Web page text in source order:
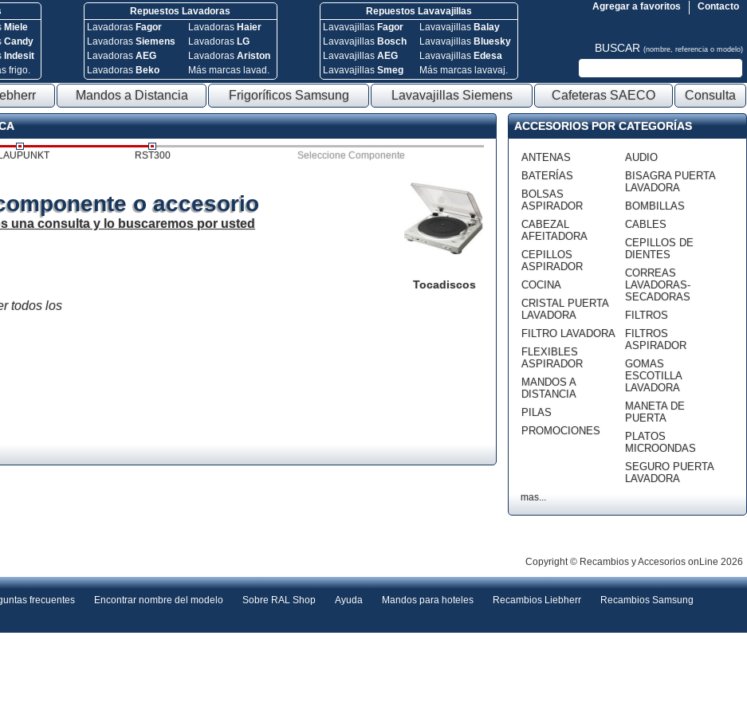
Miele
Candy
Indesit
frigo.
Repuestos Lavadoras
Lavadoras Fagor
Lavadoras Siemens
Lavadoras AEG
Lavadoras Beko
Lavadoras Haier
Lavadoras LG
Lavadoras Ariston
Más marcas lavad.
Repuestos Lavavajillas
Lavavajillas Fagor
Lavavajillas Bosch
Lavavajillas AEG
Lavavajillas Smeg
Lavavajillas Balay
Lavavajillas Bluesky
Lavavajillas Edesa
Más marcas lavavaj.
Contacto
Agregar a favoritos
BUSCAR (nombre, referencia o modelo)
Mandos a Distancia Frigoríficos Samsung Lavavajillas Siemens Cafeteras SAECO Consulta
RST300 Seleccione Componente
Tocadiscos
o accesorio
una consulta y lo buscaremos por usted
todos los
ACCESORIOS POR CATEGORÍAS
ANTENAS
BATERÍAS
BOLSAS
ASPIRADOR
CABEZAL
AFEITADORA
CEPILLOS
ASPIRADOR
COCINA
CRISTAL PUERTA
LAVADORA
FILTRO LAVADORA
FLEXIBLES
ASPIRADOR
MANDOS A
DISTANCIA
PILAS
PROMOCIONES
AUDIO
BISAGRA PUERTA
LAVADORA
BOMBILLAS
CABLES
CEPILLOS DE
DIENTES
CORREAS
LAVADORAS-
SECADORAS
FILTROS
FILTROS
ASPIRADOR
GOMAS
ESCOTILLA
LAVADORA
MANETA DE
PUERTA
PLATOS
MICROONDAS
SEGURO PUERTA
LAVADORA
mas...
Copyright © Recambios y Accesorios onLine 2026
frecuentes Encontrar nombre del modelo Sobre RAL Shop Ayuda Mandos para hoteles Recambios Liebherr
Recambios Samsung